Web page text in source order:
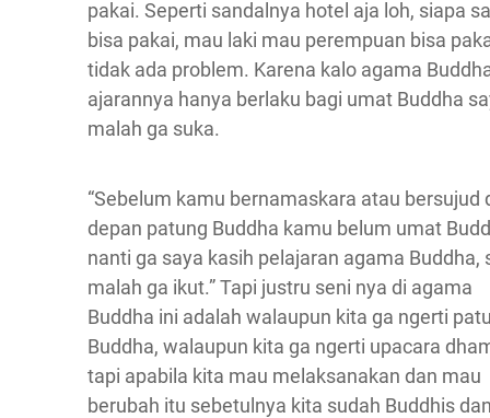
pakai. Seperti sandalnya hotel aja loh, siapa
bisa pakai, mau laki mau perempuan bisa
tidak ada problem. Karena kalo agama
ajarannya hanya berlaku bagi umat Buddha
malah ga suka.
“Sebelum kamu bernamaskara atau bersujud
depan patung Buddha kamu belum umat
nanti ga saya kasih pelajaran agama Buddha,
malah ga ikut.” Tapi justru seni nya di agama
Buddha ini adalah walaupun kita ga ngerti
Buddha, walaupun kita ga ngerti upacara
tapi apabila kita mau melaksanakan dan mau
berubah itu sebetulnya kita sudah Buddhis